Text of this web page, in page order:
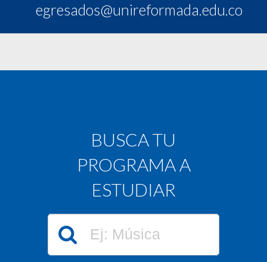
egresados@unireformada.edu.co
BUSCA TU
PROGRAMA A
ESTUDIAR